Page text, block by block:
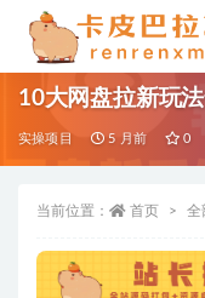
10大网盘拉新玩
实操项目 5 月前 0
当前位置： 首页 全
全部